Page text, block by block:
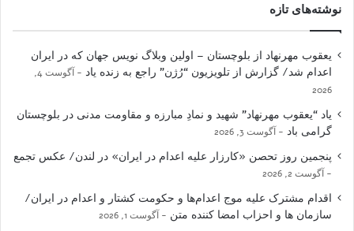
نوشته‌های تازه
یعقوب مهرنهاد از بلوچستان – اولین وبلاگ نویس جهان که در ایران
اعدام شد/ گزارش از تلویزیون “رُژن” راجع به زنده یاد
آگوست 4,
2026
یاد “یعقوب مهرنهاد” شهید و نمادِ مبارزه و مقاومت مدنی در بلوچستان
گرامی باد
آگوست 3, 2026
پنجمین روز تحصن «کارزار علیه اعدام در ایران» در لندن/ عکس تجمع
آگوست 2, 2026
اقدام مشترک علیه موج اعدام‌ها و حکومت کشتار و اعدام در ایران/
سازمان ها و احزاب امضا کننده متن
آگوست 1, 2026